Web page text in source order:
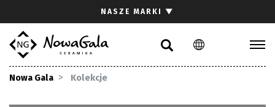
PL EN
NASZE MARKI ▼
Nowa Gala Kolekcje